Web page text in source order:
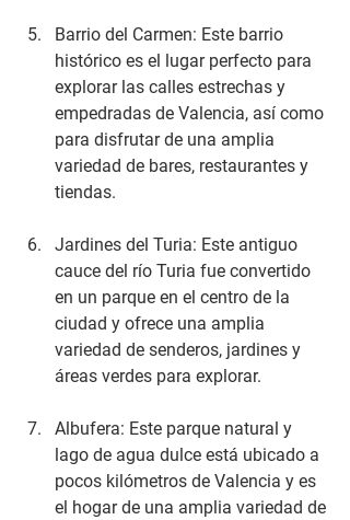
Barrio del Carmen: Este barrio
histórico es el lugar perfecto para
explorar las calles estrechas y
empedradas de Valencia, así como
para disfrutar de una amplia
variedad de bares, restaurantes y
tiendas.
Jardines del Turia: Este antiguo
cauce del río Turia fue convertido
en un parque en el centro de la
ciudad y ofrece una amplia
variedad de senderos, jardines y
áreas verdes para explorar.
Albufera: Este parque natural y
lago de agua dulce está ubicado a
pocos kilómetros de Valencia y es
el hogar de una amplia variedad de